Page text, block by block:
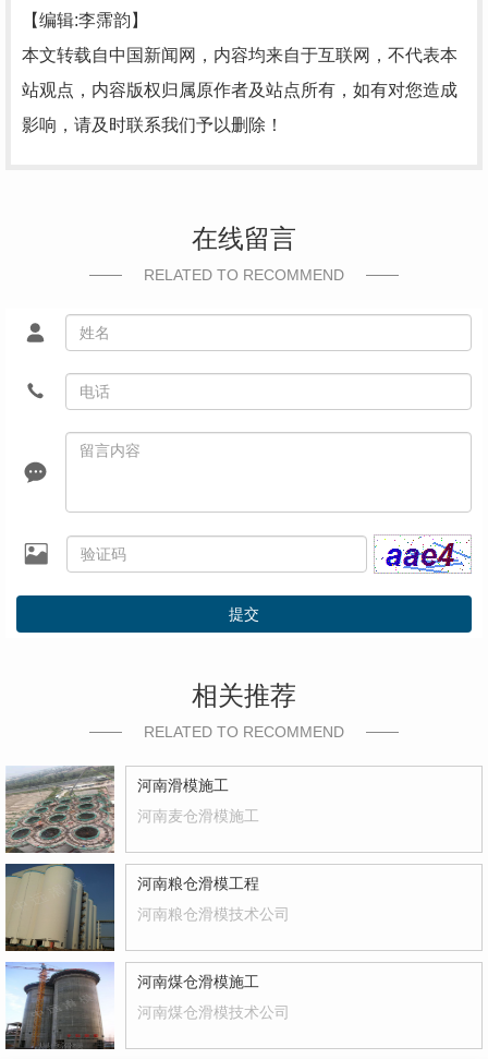
【编辑:李霈韵】
本文转载自中国新闻网，内容均来自于互联网，不代表本
站观点，内容版权归属原作者及站点所有，如有对您造成
影响，请及时联系我们予以删除！
在线留言
RELATED TO RECOMMEND
提交
相关推荐
RELATED TO RECOMMEND
河南滑模施工
河南麦仓滑模施工
河南粮仓滑模工程
河南粮仓滑模技术公司
河南煤仓滑模施工
河南煤仓滑模技术公司